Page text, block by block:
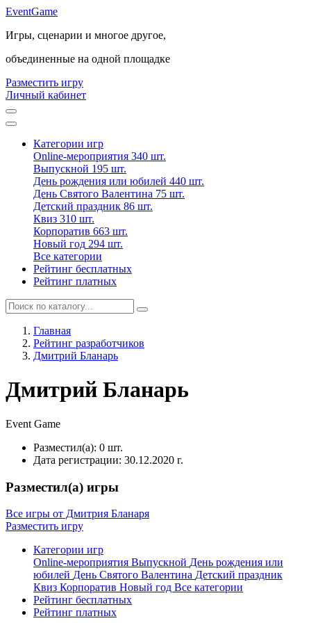
EventGame
Игры, сценарии и многое другое,
объединенные на одной площадке
Разместить игру
Личный кабинет
Категории игр
Online-мероприятия 340 шт.
Выпускной 195 шт.
День рождения или юбилей 440 шт.
День Святого Валентина 75 шт.
Детский праздник 86 шт.
Квиз 310 шт.
Корпоратив 663 шт.
Новый год 294 шт.
Все категории
Рейтинг бесплатных
Рейтинг платных
Главная
Рейтинг разработчиков
Дмитрий Бланарь
Дмитрий Бланарь
Event Game
Разместил(а): 0 шт.
Дата регистрации: 30.12.2020 г.
Разместил(а) игры
Все игры от Дмитрия Бланаря
Разместить игру
Категории игр
Online-мероприятия Выпускной День рождения или
юбилей День Святого Валентина Детский праздник
Квиз Корпоратив Новый год Все категории
Рейтинг бесплатных
Рейтинг платных